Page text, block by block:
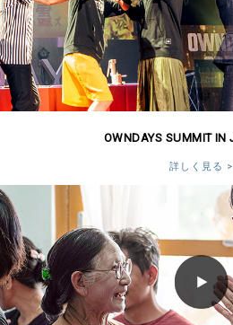
OWNDAYS SUMMIT IN
詳しく見る >